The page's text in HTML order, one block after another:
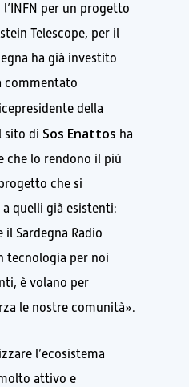
per un progetto
Telescope, per il
ha già investito
commentato
della
sito di Sos Enattos ha
che lo rendono il più
che si
quelli già esistenti:
il Sardegna Radio
tecnologia per noi
è volano per
le nostre comunità».
l’ecosistema
attivo e